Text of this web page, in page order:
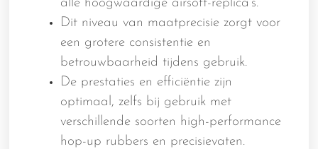
alle hoogwaardige airsoft-replica's.
Dit niveau van maatprecisie zorgt voor
een grotere consistentie en
betrouwbaarheid tijdens gebruik.
De prestaties en efficiëntie zijn
optimaal, zelfs bij gebruik met
verschillende soorten high-performance
hop-up rubbers en precisievaten.